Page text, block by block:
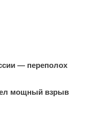
— переполох
мощный взрыв